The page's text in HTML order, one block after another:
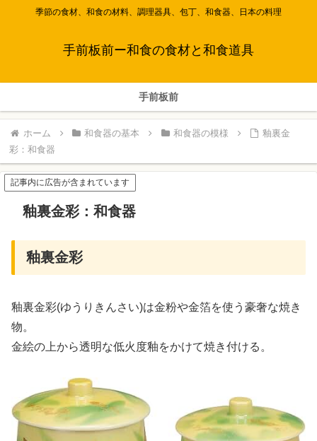
季節の食材、和食の材料、調理器具、包丁、和食器、日本の料理
手前板前ー和食の食材と和食道具
手前板前
ホーム 和食器の基本 和食器の模様
釉裏金
彩：和食器
記事内に広告が含まれています
釉裏金彩：和食器
釉裏金彩
釉裏金彩(ゆうりきんさい)は金粉や金箔を使う豪奢な焼き
物。
金絵の上から透明な低火度釉をかけて焼き付ける。